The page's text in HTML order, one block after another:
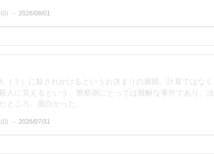
0) 2026/08/01
（？）に殺されかけるというお決まりの展開。計算ではなく
人に見えるという、警察側にとっては難解な事件であり、法
ところ。面白かった。
0) 2026/07/31